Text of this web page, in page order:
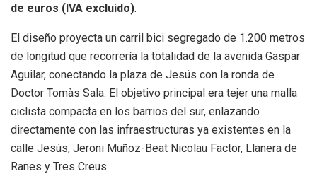
de euros (IVA excluido).
El diseño proyecta un carril bici segregado de 1.200 metros
de longitud que recorrería la totalidad de la avenida Gaspar
Aguilar, conectando la plaza de Jesús con la ronda de
Doctor Tomàs Sala. El objetivo principal era tejer una malla
ciclista compacta en los barrios del sur, enlazando
directamente con las infraestructuras ya existentes en la
calle Jesús, Jeroni Muñoz-Beat Nicolau Factor, Llanera de
Ranes y Tres Creus.